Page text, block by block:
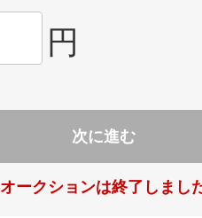
円
次に進む
オークションは終了しまし